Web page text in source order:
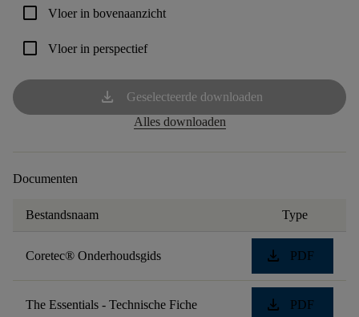
check_box_outline_blank Vloer in bovenaanzicht
check_box_outline_blank Vloer in perspectief
download
Geselecteerde downloaden
Alles downloaden
Documenten
Bestandsnaam Type
Coretec® Onderhoudsgids download PDF
The Essentials - Technische Fiche download PDF